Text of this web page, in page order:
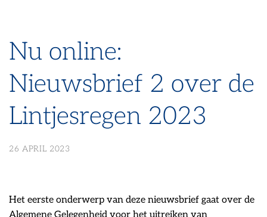
Nu online:
Nieuwsbrief 2 over de
Lintjesregen 2023
26 APRIL 2023
Het eerste onderwerp van deze nieuwsbrief gaat over de